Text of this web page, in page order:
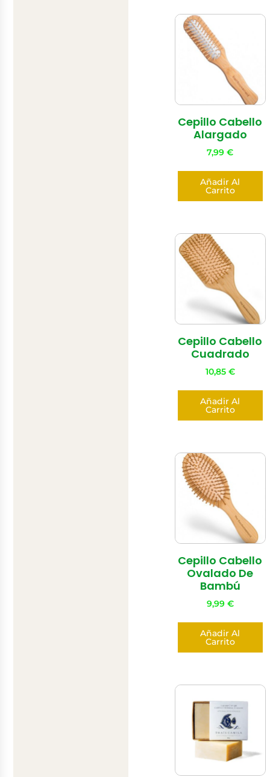
Cepillo Cabello
Alargado
7,99€
Añadir Al
Carrito
Cepillo Cabello
Cuadrado
10,85 €
Añadir Al
Carrito
Cepillo Cabello
Ovalado De
Bambú
9,99 €
Añadir Al
Carrito